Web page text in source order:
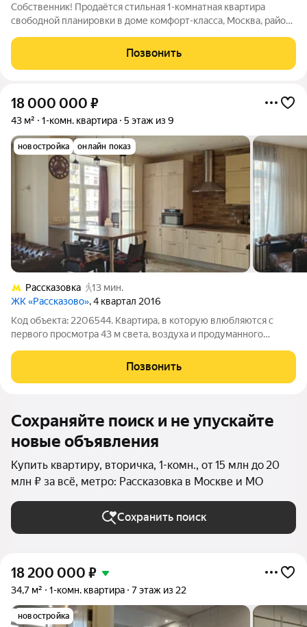
Собственник! Продаётся стильная 1-комнатная квартира
свободной планировки в доме комфорт-класса, Москва, район
Ахматовой 11к1 м. «Рассказовка» 1 минута пешком 14 этаж из
17, отличный вид на лес
Позвонить
18 000 000 ₽
43 м² 1-комн. квартира 5 этаж из 9
новостройка онлайн показ
Рассказовка
13 мин.
ЖК «Рассказово», 4 квартал 2016
Код объекта: 2206544. Квартира, в которую влюбляются с
первого просмотра 43 м света, воздуха и продуманного
возвращаться после насыщенного дня, где утро начинается с
мягкого солнечного
Позвонить
Сохраняйте поиск и не упускайте
новые объявления
Купить квартиру, вторичка, 1-комн., от 15 млн до 20
млн ₽ за всё, метро: Рассказовка в Москве и МО
Сохранить поиск
18 200 000 ₽
34,7 м² 1-комн. квартира 7 этаж из 22
новостройка